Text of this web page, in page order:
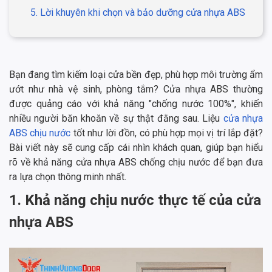
5. Lời khuyên khi chọn và bảo dưỡng cửa nhựa ABS
Bạn đang tìm kiếm loại cửa bền đẹp, phù hợp môi trường ẩm
ướt như nhà vệ sinh, phòng tắm? Cửa nhựa ABS thường
được quảng cáo với khả năng "chống nước 100%", khiến
nhiều người băn khoăn về sự thật đằng sau. Liệu cửa nhựa
ABS chịu nước tốt như lời đồn, có phù hợp mọi vị trí lắp đặt?
Bài viết này sẽ cung cấp cái nhìn khách quan, giúp bạn hiểu
rõ về khả năng cửa nhựa ABS chống chịu nước để bạn đưa
ra lựa chọn thông minh nhất.
1. Khả năng chịu nước thực tế của cửa
nhựa ABS